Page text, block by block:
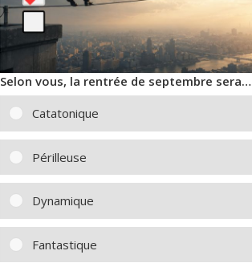
Selon vous, la rentrée de septembre sera…
Catatonique
Périlleuse
Dynamique
Fantastique